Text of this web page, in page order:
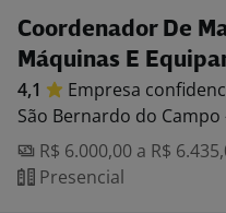
Coordenador De
Máquinas E
4,1 Empresa
São Bernardo do Campo
R$ 6.000,00 a R$
Presencial